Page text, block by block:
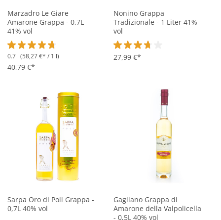
Marzadro Le Giare
Amarone Grappa - 0,7L
41% vol
Durchschnittliche Bewertung von 4.8 von 5 Sternen
0.7 l (58,27 €* / 1 l)
40,79 €*
Nonino Grappa
Tradizionale - 1 Liter 41%
vol
Durchschnittliche Bewertung
27,99 €*
Sarpa Oro di Poli Grappa -
0,7L 40% vol
Gagliano Grappa di
Amarone della Valpolicella
- 0,5L 40% vol